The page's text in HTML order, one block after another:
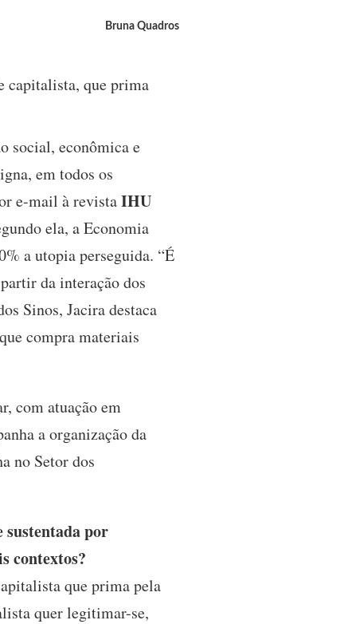
Bruna Quadros
capitalista, que prima
social, econômica e
em todos os
e-mail à revistaIHU
ela, a Economia
a utopia perseguida. “É
da interação dos
Sinos, Jacira destaca
compra materiais
com atuação em
a organização da
no Setor dos
por
contextos?
que prima pela
quer legitimar-se,